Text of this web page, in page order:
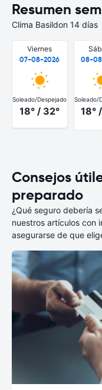
Resumen
Clima Basildon 14 días
Viernes
07-08-2026
Soleado/Despejado
18° / 32°
08-
Soleado/
18°
Consejos
preparado
¿Qué seguro debería
nuestros artículos con
asegurarse de que